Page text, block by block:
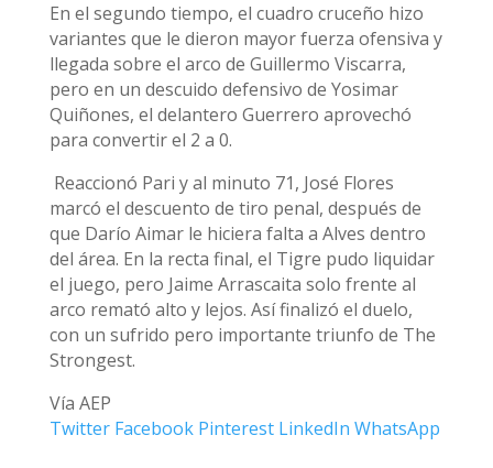
En el segundo tiempo, el cuadro cruceño hizo
variantes que le dieron mayor fuerza ofensiva y
llegada sobre el arco de Guillermo Viscarra,
pero en un descuido defensivo de Yosimar
Quiñones, el delantero Guerrero aprovechó
para convertir el 2 a 0.
Reaccionó Pari y al minuto 71, José Flores
marcó el descuento de tiro penal, después de
que Darío Aimar le hiciera falta a Alves dentro
del área. En la recta final, el Tigre pudo liquidar
el juego, pero Jaime Arrascaita solo frente al
arco remató alto y lejos. Así finalizó el duelo,
con un sufrido pero importante triunfo de The
Strongest.
Vía AEP
Twitter Facebook Pinterest LinkedIn WhatsApp